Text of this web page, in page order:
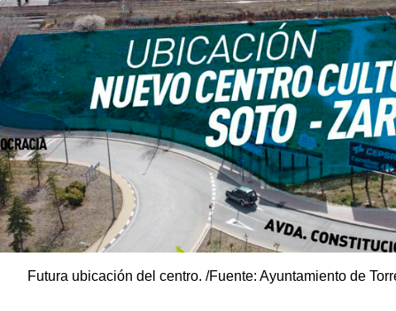
Futura ubicación del centro. /Fuente: Ayuntamiento de